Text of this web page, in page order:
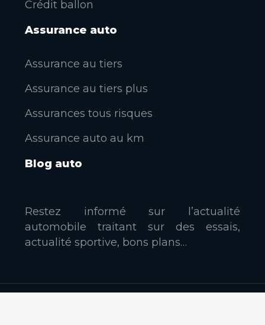
Crédit ballon
Assurance auto
Assurance au tiers
Assurance au tiers plus
Assurances tous risques
Assurance auto au km
Blog auto
Restez informé sur l’actualité
automobile traitant sur des essais,
actualité sportive, bons plans…